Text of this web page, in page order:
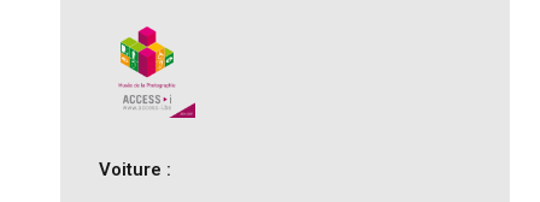
Voiture :